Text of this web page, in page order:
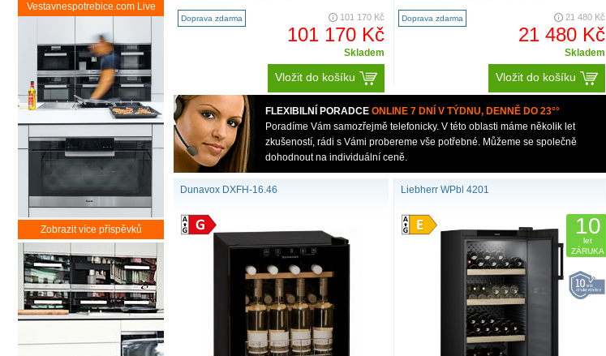
Doprava zdarma 101 170 Kč
101 170 Kč
Skladem
Vložit do košíku
Doprava zdarma 21 480 Kč
21 480 Kč
Skladem
Vložit do košíku
FLEXIBILNÍ PORADCE ONLINE 7 DNÍ V TÝDNU, DENNĚ DO 23°°
Poradíme Vám samozřejmě telefonicky. V této oblasti máme několik let
zkušeností, rádi s Vámi probereme vše potřebné. Můžeme se společně
dohodnout na individuální ceně.
Dunavox DXFH-16.46 Liebherr WPbl 4201
10
let
ZÁRUKA
Vestavnespotrebice.com Live
Zobrazit více příspěvků